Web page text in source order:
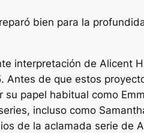
bien para la
interpretación de Alicent
de que estos
papel habitual como
incluso como
de la aclamada serie de